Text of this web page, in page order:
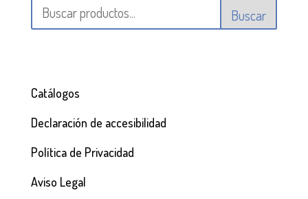
Buscar
Catálogos
Declaración de accesibilidad
Política de Privacidad
Aviso Legal